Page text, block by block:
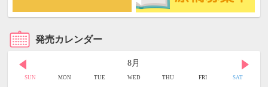
発売カレンダー
8月
SUN MON TUE WED THU FRI SAT